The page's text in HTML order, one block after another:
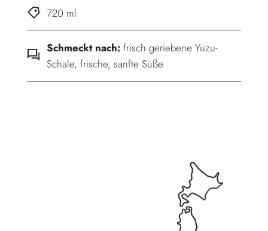
720 ml
Schmeckt nach: frisch geriebene Yuzu-
Schale, frische, sanfte Süße